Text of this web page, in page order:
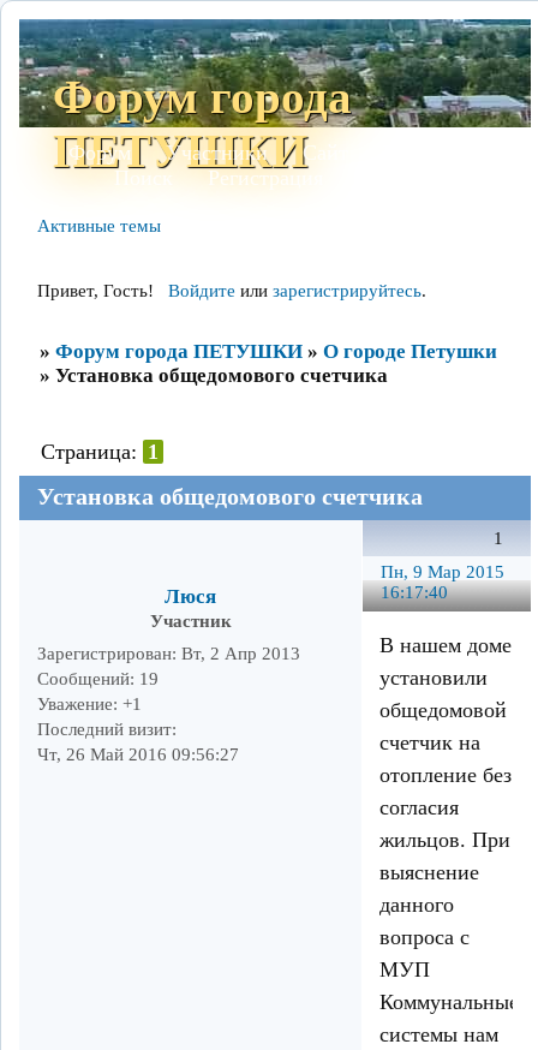
Форум города
ПЕТУШКИ
Форум Участники Сайт
Поиск
Регистрация
Активные темы
Привет, Гость! Войдите или зарегистрируйтесь.
» Форум города ПЕТУШКИ » О городе Петушки
» Установка общедомового счетчика
Установка общедомового счетчика
Страница: 1
1
Пн, 9 Мар 2015
16:17:40
Люся
Участник
Зарегистрирован: Вт, 2 Апр 2013
Сообщений: 19
Уважение: +1
Последний визит:
Чт, 26 Май 2016 09:56:27
В нашем доме
установили
общедомовой
счетчик на
отопление без
согласия
жильцов. При
выяснение
данного
вопроса с
МУП
Коммунальные
системы нам